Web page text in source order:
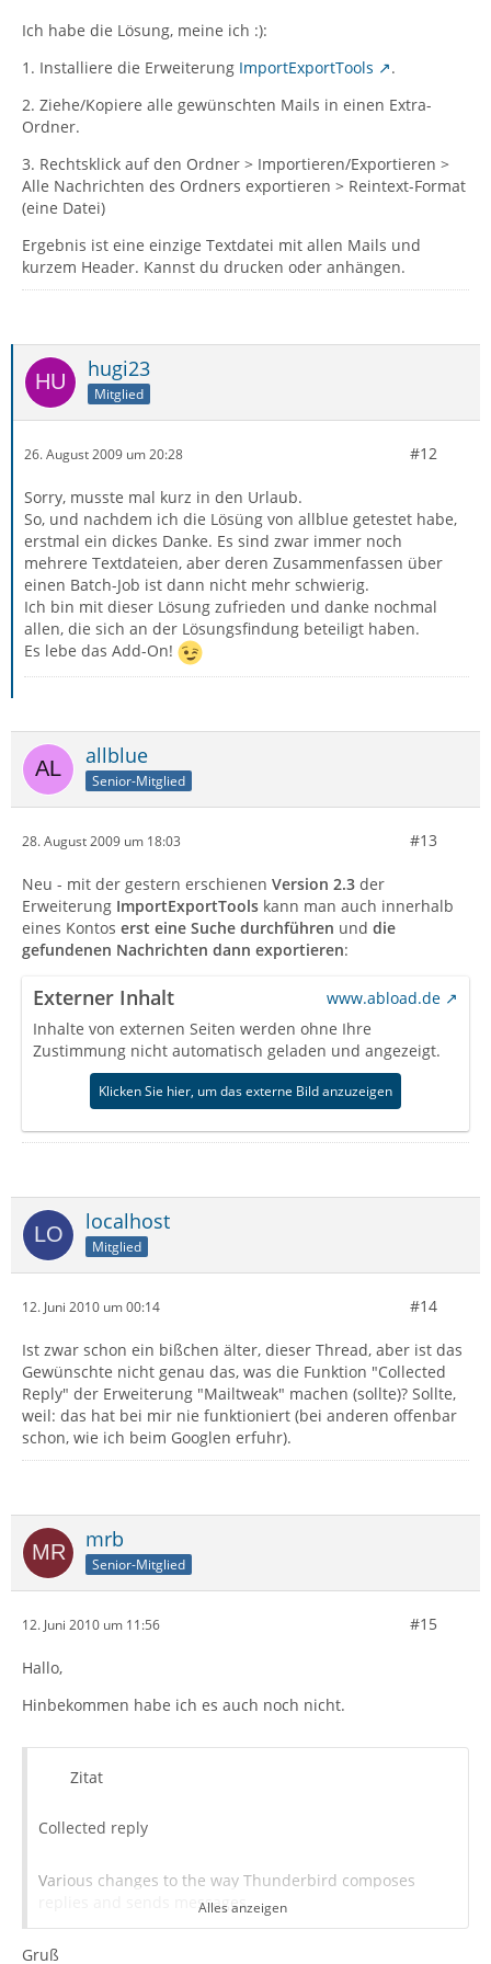
Ich habe die Lösung, meine ich :):
1. Installiere die Erweiterung ImportExportTools
.
2. Ziehe/Kopiere alle gewünschten Mails in einen Extra-
Ordner.
3. Rechtsklick auf den Ordner > Importieren/Exportieren >
Alle Nachrichten des Ordners exportieren > Reintext-Format
(eine Datei)
Ergebnis ist eine einzige Textdatei mit allen Mails und
kurzem Header. Kannst du drucken oder anhängen.
hugi23
Mitglied
26. August 2009 um 20:28 #12
Sorry, musste mal kurz in den Urlaub.
So, und nachdem ich die Lösüng von allblue getestet habe,
erstmal ein dickes Danke. Es sind zwar immer noch
mehrere Textdateien, aber deren Zusammenfassen über
einen Batch-Job ist dann nicht mehr schwierig.
Ich bin mit dieser Lösung zufrieden und danke nochmal
allen, die sich an der Lösungsfindung beteiligt haben.
Es lebe das Add-On!
allblue
Senior-Mitglied
28. August 2009 um 18:03 #13
Neu - mit der gestern erschienen Version 2.3 der
Erweiterung ImportExportTools kann man auch innerhalb
eines Kontos erst eine Suche durchführen und die
gefundenen Nachrichten dann exportieren:
Externer Inhalt
www.abload.de
Inhalte von externen Seiten werden ohne Ihre
Zustimmung nicht automatisch geladen und angezeigt.
Klicken Sie hier, um das externe Bild anzuzeigen
localhost
Mitglied
12. Juni 2010 um 00:14 #14
Ist zwar schon ein bißchen älter, dieser Thread, aber ist das
Gewünschte nicht genau das, was die Funktion "Collected
Reply" der Erweiterung "Mailtweak" machen (sollte)? Sollte,
weil: das hat bei mir nie funktioniert (bei anderen offenbar
schon, wie ich beim Googlen erfuhr).
mrb
Senior-Mitglied
12. Juni 2010 um 11:56 #15
Hallo,
Hinbekommen habe ich es auch noch nicht.
Zitat
Collected reply
Various changes to the way Thunderbird composes
replies and sends messages.
When you select more than one message to reply to, this
Alles anzeigen
Gruß